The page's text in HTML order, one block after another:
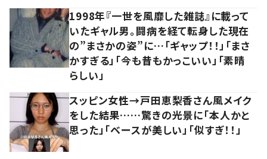
1998年『一世を風靡した雑誌』に載って
いたギャル男。闘病を経て転身した現在
の”まさかの姿”に…「ギャップ！！」「まさ
かすぎる」「今も昔もかっこいい」「素晴
らしい」
スッピン女性→戸田恵梨香さん風メイク
をした結果……驚きの光景に「本人かと
思った」「ベースが美しい」「似すぎ！！」